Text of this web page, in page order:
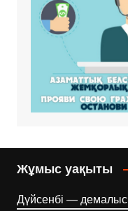
Жұмыс уақыты
Дүйсенбі — демалыс